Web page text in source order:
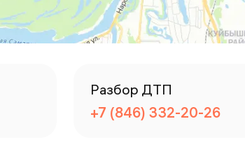
Разбор ДТП
+7 (846) 332-20-26